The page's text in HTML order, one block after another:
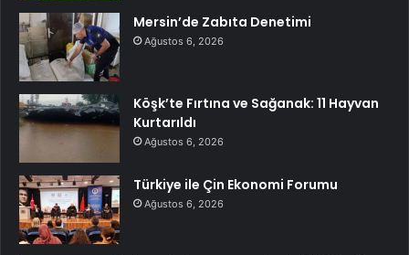
Mersin’de Zabıta Denetimi
Ağustos 6, 2026
Köşk’te Fırtına ve Sağanak: 11 Hayvan
Kurtarıldı
Ağustos 6, 2026
Türkiye ile Çin Ekonomi Forumu
Ağustos 6, 2026